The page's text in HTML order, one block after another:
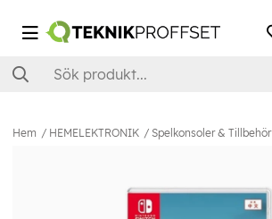
Hem HEMELEKTRONIK Spelkonsoler & Tillbehör